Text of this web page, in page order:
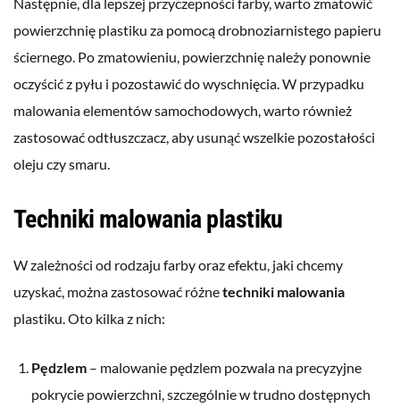
powierzchnię plastiku za pomocą drobnoziarnistego papieru
ściernego. Po zmatowieniu, powierzchnię należy ponownie
oczyścić z pyłu i pozostawić do wyschnięcia. W przypadku
malowania elementów samochodowych, warto również
zastosować odtłuszczacz, aby usunąć wszelkie pozostałości
oleju czy smaru.
Techniki malowania plastiku
W zależności od rodzaju farby oraz efektu, jaki chcemy
uzyskać, można zastosować różnetechniki malowania
plastiku. Oto kilka z nich:
Pędzlem – malowanie pędzlem pozwala na precyzyjne
pokrycie powierzchni, szczególnie w trudno dostępnych